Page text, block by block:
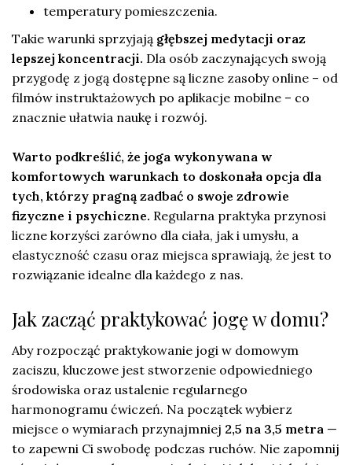
temperatury pomieszczenia.
Takie warunki sprzyjają głębszej medytacji oraz
lepszej koncentracji. Dla osób zaczynających swoją
przygodę z jogą dostępne są liczne zasoby online – od
filmów instruktażowych po aplikacje mobilne – co
znacznie ułatwia naukę i rozwój.
Warto podkreślić, że joga wykonywana w
komfortowych warunkach to doskonała opcja dla
tych, którzy pragną zadbać o swoje zdrowie
fizyczne i psychiczne. Regularna praktyka przynosi
liczne korzyści zarówno dla ciała, jak i umysłu, a
elastyczność czasu oraz miejsca sprawiają, że jest to
rozwiązanie idealne dla każdego z nas.
Jak zacząć praktykować jogę w domu?
Aby rozpocząć praktykowanie jogi w domowym
zaciszu, kluczowe jest stworzenie odpowiedniego
środowiska oraz ustalenie regularnego
harmonogramu ćwiczeń. Na początek wybierz
miejsce o wymiarach przynajmniej 2,5 na 3,5 metra —
to zapewni Ci swobodę podczas ruchów. Nie zapomnij